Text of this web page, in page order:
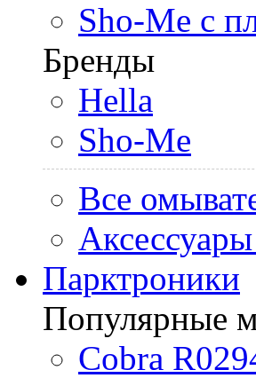
Sho-Me с
Бренды
Hella
Sho-Me
Все
Парктроники
Популярные
Cobra